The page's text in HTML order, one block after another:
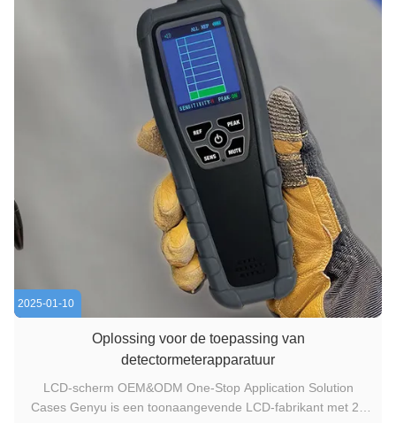
2025-01-10
Oplossing voor de toepassing van
detectormeterapparatuur
LCD-scherm OEM&ODM One-Stop Application Solution
Cases Genyu is een toonaangevende LCD-fabrikant met 20